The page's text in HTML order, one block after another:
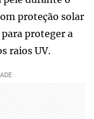
proteção solar
proteger a
raios UV.